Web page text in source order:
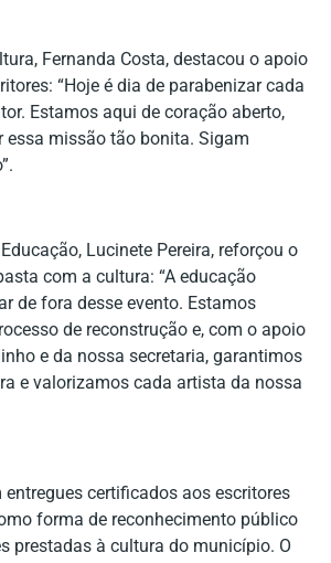
Fernanda Costa, destacou o apoio
“Hoje é dia de parabenizar cada
Estamos aqui de coração aberto,
essa missão tão bonita. Sigam
Lucinete Pereira, reforçou o
com a cultura: “A educação
de fora desse evento. Estamos
de reconstrução e, com o apoio
e da nossa secretaria, garantimos
e valorizamos cada artista da nossa
entregues certificados aos escritores
forma de reconhecimento público
prestadas à cultura do município. O